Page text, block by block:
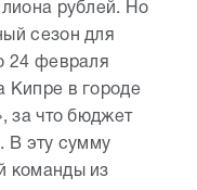
рублей. Но
сезон для
24 февраля
Кипре в городе
за что бюджет
В эту сумму
команды из